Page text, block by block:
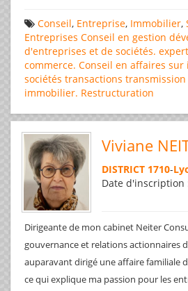
Conseil, Entreprise, Immobilier,
Entreprises Conseil en gestion
d'entreprises et de sociétés.
commerce. Conseil en affaires sur
sociétés transactions transmission
immobilier. Restructuration
Viviane
DISTRICT 1710-
Date d'inscription
Dirigeante de mon cabinet Neiter
gouvernance et relations actionnaires
auparavant dirigé une affaire familiale
ce qui explique ma passion pour les